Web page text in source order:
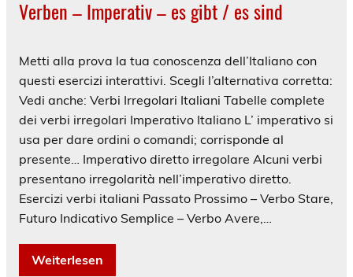
Verben – Imperativ – es gibt / es sind
Metti alla prova la tua conoscenza dell’Italiano con
questi esercizi interattivi. Scegli l’alternativa corretta:
Vedi anche: Verbi Irregolari Italiani Tabelle complete
dei verbi irregolari Imperativo Italiano L’ imperativo si
usa per dare ordini o comandi; corrisponde al
presente… Imperativo diretto irregolare Alcuni verbi
presentano irregolarità nell’imperativo diretto.
Esercizi verbi italiani Passato Prossimo – Verbo Stare,
Futuro Indicativo Semplice – Verbo Avere,…
Weiterlesen